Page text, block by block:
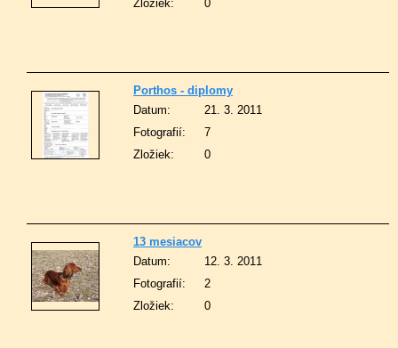
Zložiek:
0
Porthos - diplomy
Datum:
21. 3. 2011
Fotografií:
7
Zložiek:
0
13 mesiacov
Datum:
12. 3. 2011
Fotografií:
2
Zložiek:
0